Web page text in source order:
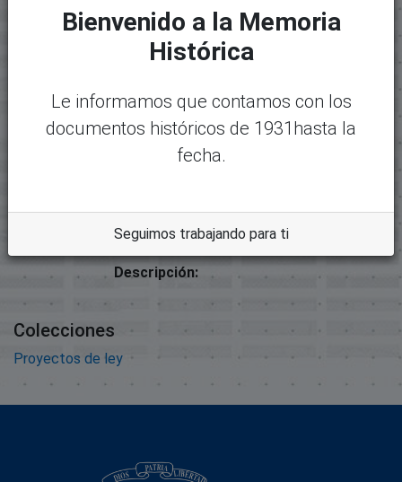
Paquete original
30494-34039 - 00066-2020-
informr.pdf
Format
Descripción:
argar
Colecciones
Proyectos de ley
Bienvenido a la Memoria
Histórica
Le informamos que contamos con los
documentos históricos de 1931hasta la
fecha.
Seguimos trabajando para ti